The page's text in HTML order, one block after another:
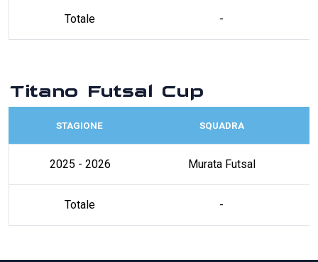
Totale -
Titano Futsal Cup
STAGIONE SQUADRA
2025 - 2026 Murata Futsal
Totale -